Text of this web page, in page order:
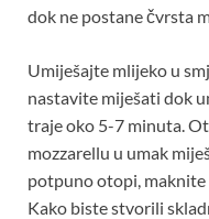
dok ne postane čvrsta
Umiješajte mlijeko u
nastavite miješati dok
traje oko 5-7 minuta.
mozzarellu u umak
potpuno otopi, maknite
Kako biste stvorili